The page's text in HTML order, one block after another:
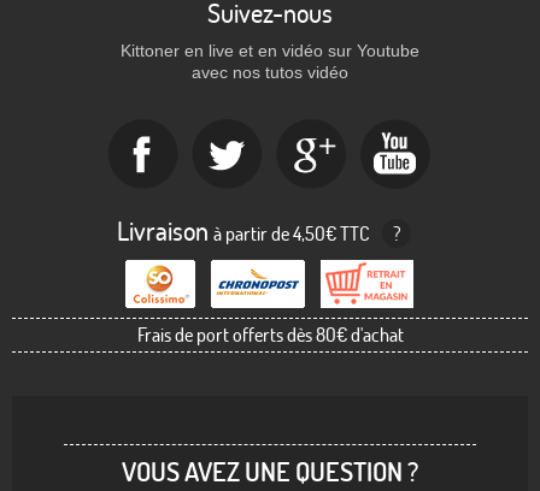
Suivez-nous
Kittoner en live et en vidéo sur Youtube
avec nos tutos vidéo
Livraison à partir de 4,50€ TTC ?
Frais de port offerts dès 80€ d'achat
VOUS AVEZ UNE QUESTION ?